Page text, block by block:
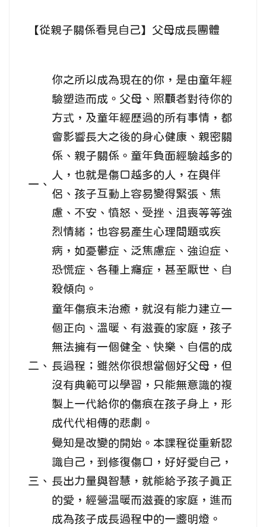
【從親子關係看見自己】父母成長團體
一、
你之所以成為現在的你，是由童年經
驗塑造而成。父母、照顧者對待你的
方式，及童年經歷過的所有事情，都
會影響長大之後的身心健康、親密關
係、親子關係。童年負面經驗越多的
人，也就是傷口越多的人，在與伴
侶、孩子互動上容易變得緊張、焦
慮、不安、憤怒、受挫、沮喪等等強
烈情緒；也容易產生心理問題或疾
病，如憂鬱症、泛焦慮症、強迫症、
恐慌症、各種上癮症，甚至厭世、自
殺傾向。
二、
童年傷痕未治癒，就沒有能力建立一
個正向、溫暖、有滋養的家庭，孩子
無法擁有一個健全、快樂、自信的成
長過程；雖然你很想當個好父母，但
沒有典範可以學習，只能無意識的複
製上一代給你的傷痕在孩子身上，形
成代代相傳的悲劇。
三、
覺知是改變的開始。本課程從重新認
識自己，到修復傷口，好好愛自己，
長出力量與智慧，就能給予孩子真正
的愛，經營温暖而滋養的家庭，進而
成為孩子成長過程中的一盞明燈。